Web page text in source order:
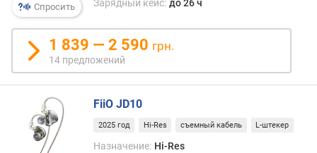
м
и
н
.
ч
с
т
о
Спросить Зарядный кейс: до 26 ч
1 839 — 2 590 грн.
14 предложений
FiiO JD10
2025 год Hi-Res съемный кабель L-штекер
Назначение: Hi-Res